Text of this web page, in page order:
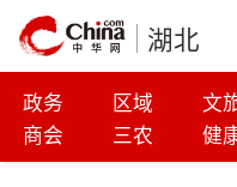
湖北
政务 区域 文
商会
三农 健